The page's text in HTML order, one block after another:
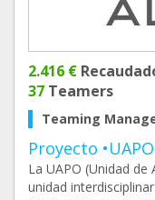
2.416 €
37 Teamers
Teaming
Proyecto
La UAPO (Unidad
unidad